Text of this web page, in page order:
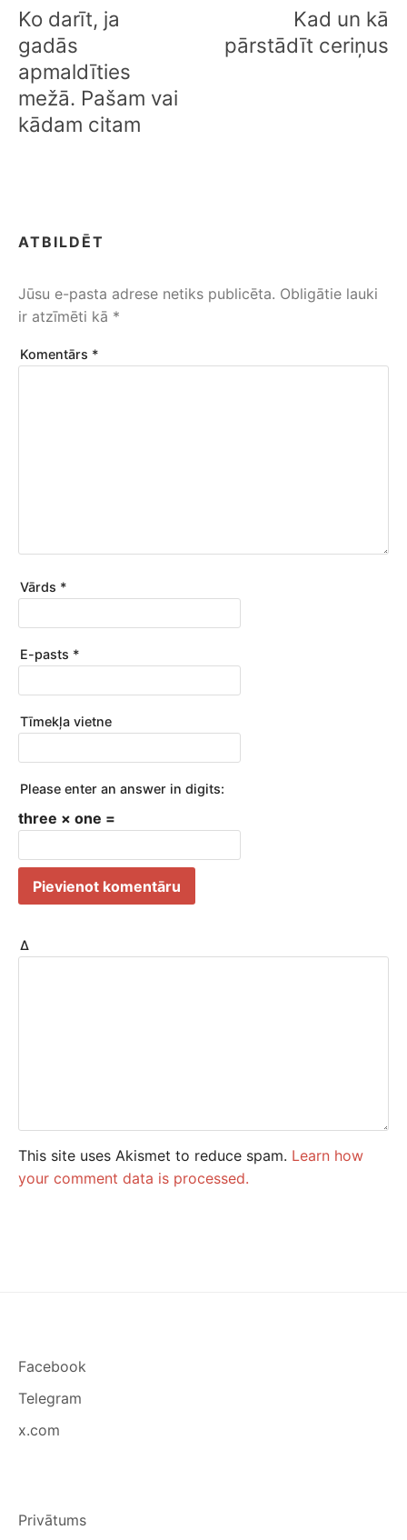
i
ņ
u
i
l
n
e
Ko darīt, ja
gadās
apmaldīties
mežā. Pašam vai
kādam citam
Kad un kā
pārstādīt ceriņus
ATBILDĒT
Jūsu e-pasta adrese netiks publicēta. Obligātie lauki
ir atzīmēti kā *
Komentārs *
Vārds *
E-pasts *
Tīmekļa vietne
Please enter an answer in digits:
three × one =
Δ
This site uses Akismet to reduce spam. Learn how
your comment data is processed.
Facebook
Telegram
x.com
Privātums